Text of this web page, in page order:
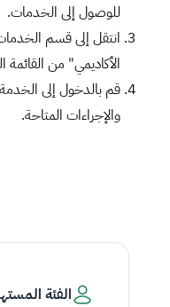
الفئة
للوصول إلى الخدمات.
انتقل إلى قسم
الأكاديمي" من القائمة
قم بالدخول إلى
والإجراءات المتاحة.